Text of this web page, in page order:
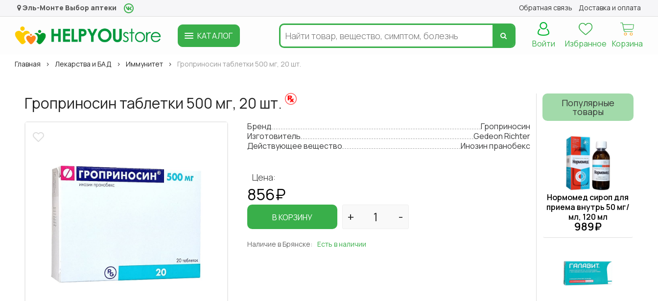
Эль-Монте Выбор аптеки Обратная связь Доставка и оплата
КАТАЛОГ
Корзина
Избранное
Войти
Главная Лекарства и БАД Иммунитет Гроприносин таблетки 500 мг, 20 шт.
Гроприносин таблетки 500 мг, 20 шт.
Бренд
Гроприносин
Изготовитель
Gedeon Richter
Действующее вещество
Инозин пранобекс
Цена:
856₽
В КОРЗИНУ
Наличие в Брянске: Есть в наличии
Популярные
товары
Нормомед сироп для
приема внутрь 50 мг/
мл, 120 мл
989₽